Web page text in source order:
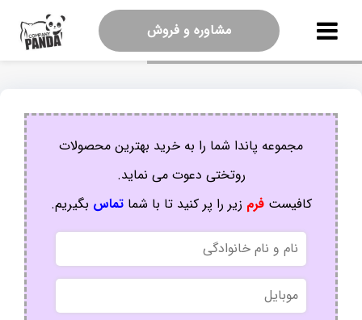
مشاوره و فروش
مجموعه پاندا شما را به خرید بهترین محصولات
روتختی دعوت می نماید.
کافیستفرم زیر را پر کنید تا با شماتماس بگیریم.
نام
و
نام
خانوادگی
موبایل